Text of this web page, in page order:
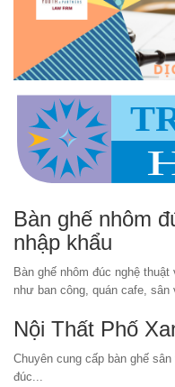
Bàn ghế nhôm
nhập khẩu
Bàn ghế nhôm đúc nghệ
như ban công, quán cafe, sân
Nội Thất Phố
Chuyên cung cấp bàn ghế
đúc...